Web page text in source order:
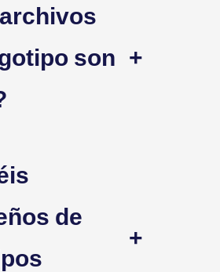
son +
de
+